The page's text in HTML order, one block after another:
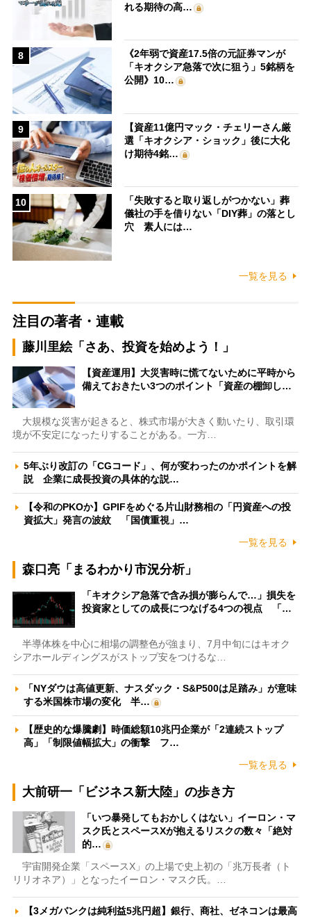
れる期待の高…
8
《2年弱で資産17.5倍の元証券マンが
「キオクシア急落で次に狙う」5銘柄を
公開》10…
9
【資産11億円マック・チェリーさん厳
選「キオクシア・ショック」後に大化
け期待4銘…
10
「失敗すると取り返しがつかない」葬
儀社の手を借りない「DIY葬」の落とし
穴 素人には…
一覧を見る
注目の著者・連載
藤川里絵「さあ、投資を始めよう！」
【資産運用】大災害時に慌てないために平時から
備えておきたい3つのポイント「資産の棚卸し…
大規模な災害が起きると、株式市場が大きく動いたり、取引環
境が不安定になったりすることがある。一方…
5年ぶり改訂の「CGコード」、何が変わったのかポイントを解
説 企業に成長投資の具体的な説…
【令和のPKOか】GPIFをめぐる片山財務相の「円資産への投
資拡大」発言の波紋 「国債重視」…
一覧を見る
森口亮「まるわかり市況分析」
「キオクシア急落で含み損が膨らんで…」損失を
投資家としての成長につなげる4つの視点 「…
半導体株を中心に相場の調整色が強まり、7月中旬にはキオク
シアホールディングスがストップ安をつけるな…
「NYダウは高値更新、ナスダック・S&P500は足踏み」が意味
する米国株市場の変化 半…
【歴史的な爆騰劇】時価総額10兆円企業が「2連続ストップ
高」「制限値幅拡大」の衝撃 フ…
一覧を見る
大前研一「ビジネス新大陸」の歩き方
「いつ暴発してもおかしくはない」イーロン・マ
スク氏とスペースXが抱えるリスクの数々「絶対
的…
宇宙開発企業「スペースX」の上場で史上初の「兆万長者（ト
リリオネア）」となったイーロン・マスク氏。…
【3メガバンクは純利益5兆円超】銀行、商社、ゼネコンは最高